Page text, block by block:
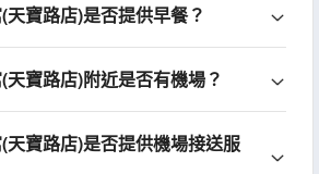
寶路店)是否提供早餐？
寶路店)附近是否有機場？
天寶路店)是否提供機場接送服